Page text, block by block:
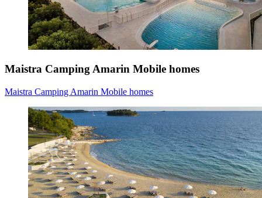
Maistra Camping Amarin Mobile homes
Maistra Camping Amarin Mobile homes